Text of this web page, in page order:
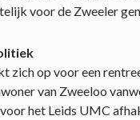
voor de Zweeler
zich op voor een
van Zweeloo
het Leids UMC